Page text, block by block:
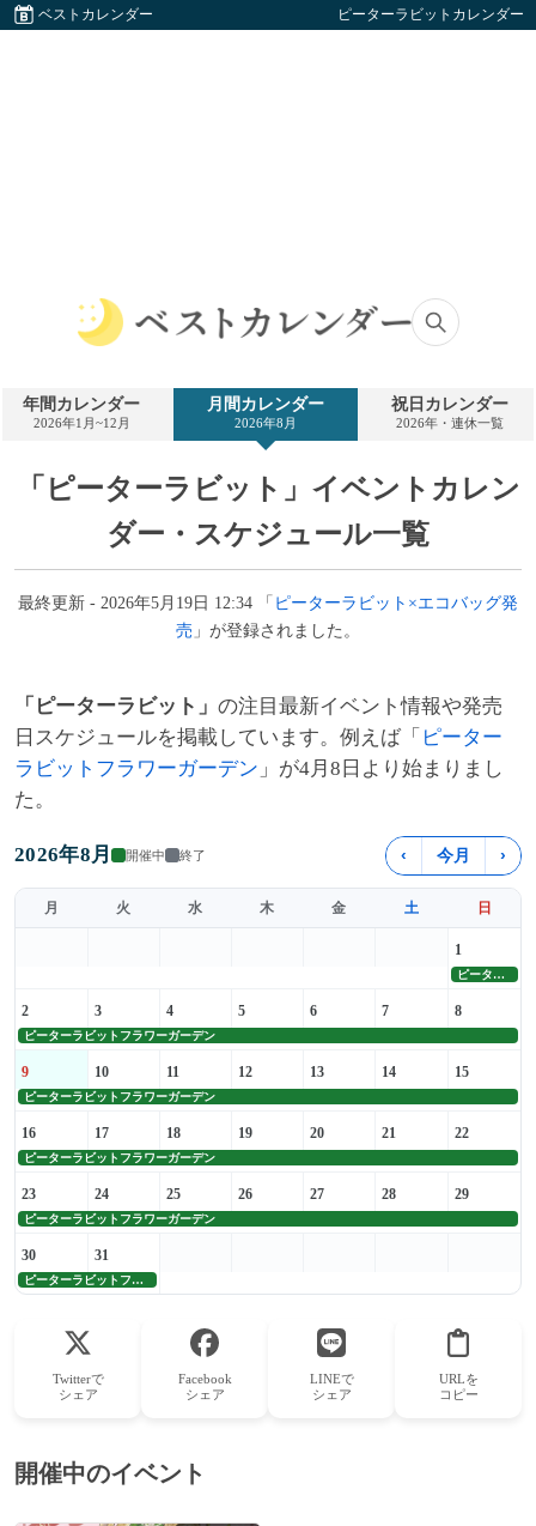
ベストカレンダー ピーターラビットカレンダー
ト
カ
年間カレンダー
2026年1月~12月
月間カレンダー
2026年8月
祝日カレンダー
2026年・連休一覧
「ピーターラビット」イベントカレン
ダー・スケジュール一覧
最終更新 - 2026年5月19日 12:34 「ピーターラビット×エコバッグ発
売 」が登録されました。
「ピーターラビット」 の注目最新イベント情報や発売
日スケジュールを掲載しています。例えば「 ピーター
ラビットフラワーガーデン 」が4月8日より始まりまし
た。
2026年8月 開催中 終了 ‹ 今月 ›
月 火 水 木 金 土 日
1
ピーターラビットフラワーガーデン
2 3 4 5 6 7 8
ピーターラビットフラワーガーデン
9 10 11 12 13 14 15
ピーターラビットフラワーガーデン
16 17 18 19 20 21 22
ピーターラビットフラワーガーデン
23 24 25 26 27 28 29
ピーターラビットフラワーガーデン
30 31
ピーターラビットフラワーガーデン
Twitterで
シェア
Facebook
シェア
LINEで
シェア
URLを
コピー
開催中のイベント